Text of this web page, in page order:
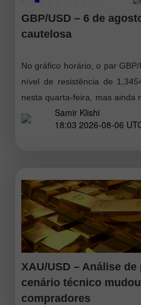
GBP/USD – 6 de
cautelosa
No gráfico horário, o par
nível de resistência de
nesta quarta-feira, mas ainda
movimento de alta. Portanto
Samir Klishi
18:03 2026-08-06
XAU/USD – Análise
cenário técnico
compradores